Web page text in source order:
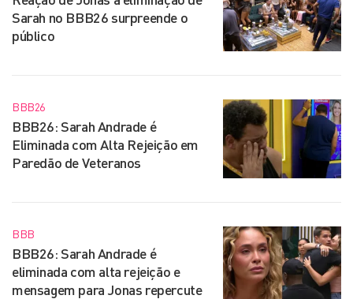
Sarah no BBB26 surpreende o
público
BBB26
BBB26: Sarah Andrade é
Eliminada com Alta Rejeição em
Paredão de Veteranos
BBB
BBB26: Sarah Andrade é
eliminada com alta rejeição e
mensagem para Jonas repercute